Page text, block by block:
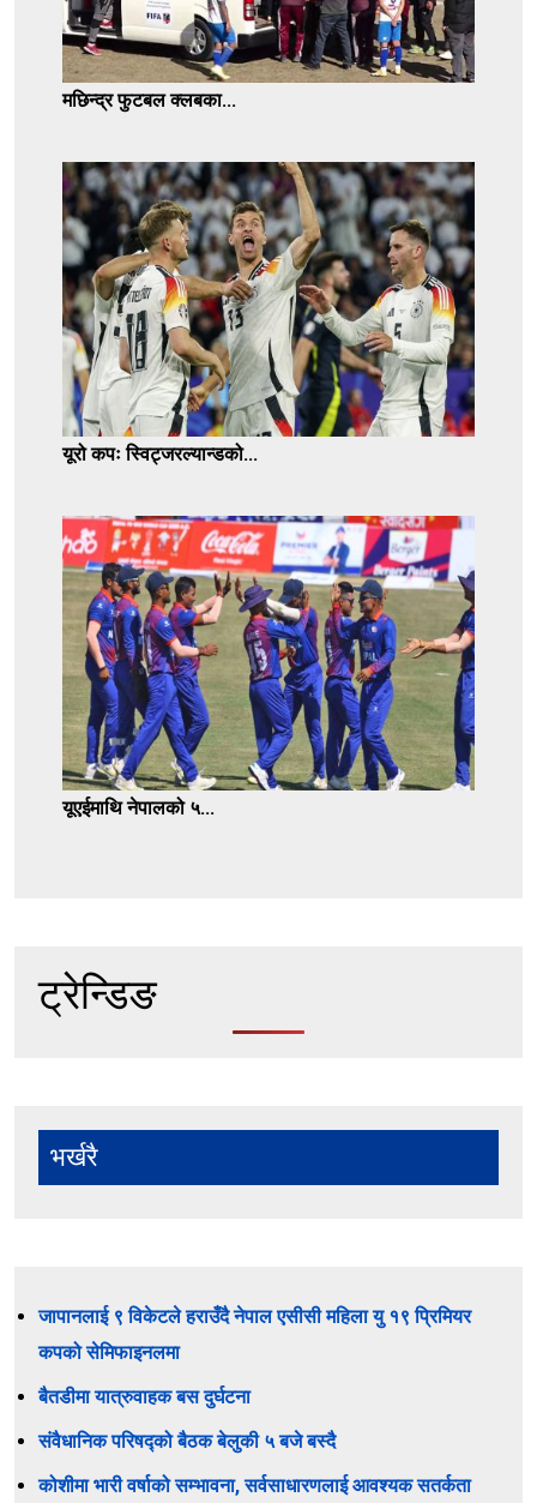
मछिन्द्र फुटबल क्लबका...
यूरो कपः स्विट्जरल्यान्डको...
यूएईमाथि नेपालको ५...
ट्रेन्डिङ
भर्खरै
जापानलाई ९ विकेटले हराउँदै नेपाल एसीसी महिला यु १९ प्रिमियर
कपको सेमिफाइनलमा
बैतडीमा यात्रुवाहक बस दुर्घटना
संवैधानिक परिषद्को बैठक बेलुकी ५ बजे बस्दै
कोशीमा भारी वर्षाको सम्भावना, सर्वसाधारणलाई आवश्यक सतर्कता